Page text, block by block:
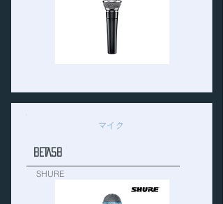
マイク
BETA58
SHURE